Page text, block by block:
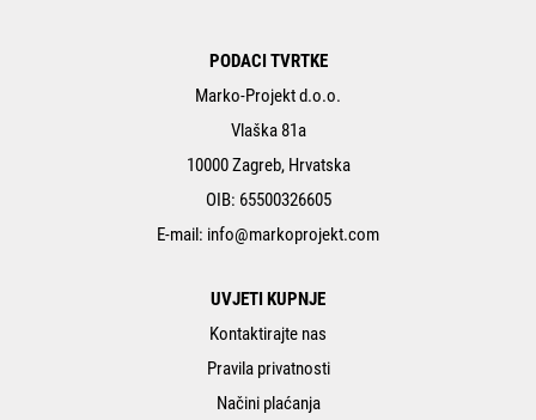
PODACI TVRTKE
Marko-Projekt d.o.o.
Vlaška 81a
10000 Zagreb, Hrvatska
OIB: 65500326605
E-mail: info@markoprojekt.com
UVJETI KUPNJE
Kontaktirajte nas
Pravila privatnosti
Načini plaćanja